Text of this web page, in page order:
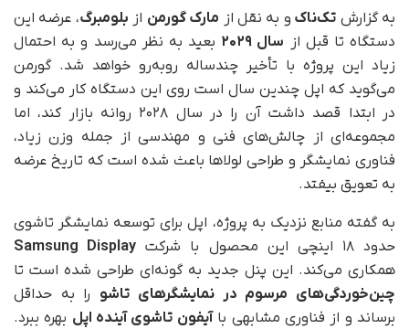
به گزارش تک‌ناک و به نقل از مارک گورمن از بلومبرگ، عرضه این
دستگاه تا قبل از سال ۲۰۲۹
بعید به نظر می‌رسد و به احتمال
زیاد این پروژه با تأخیر چندساله روبه‌رو خواهد شد. گورمن
می‌گوید که اپل چندین سال است روی این دستگاه کار می‌کند و
در ابتدا قصد داشت آن را در سال ۲۰۲۸ روانه بازار کند، اما
مجموعه‌ای از چالش‌های فنی و مهندسی از جمله وزن زیاد،
فناوری نمایشگر و طراحی لولاها باعث شده است که تاریخ عرضه
به تعویق بیفتد.
به گفته منابع نزدیک به پروژه، اپل برای توسعه نمایشگر تاشوی
حدود ۱۸ اینچی این محصول با شرکت
Samsung Display
همکاری می‌کند. این پنل جدید به گونه‌ای طراحی شده است تا
چین‌خوردگی‌های مرسوم در نمایشگرهای تاشو را به حداقل
برساند و از فناوری مشابهی باآیفون تاشوی آینده اپل بهره ببرد.